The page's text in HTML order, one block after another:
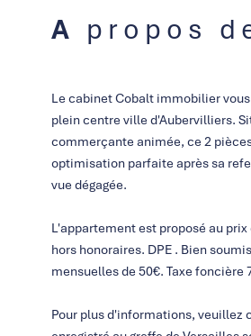
A propos
Le cabinet Cobalt immobilier
plein centre ville d'Aubervilliers.
commerçante animée, ce 2
optimisation parfaite après sa
vue dégagée.
L'appartement est proposé au
hors honoraires. DPE . Bien
mensuelles de 50€. Taxe foncière
Pour plus d'informations, veuillez